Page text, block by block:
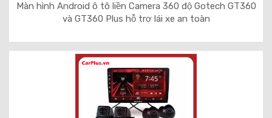
Màn hình Android ô tô liền Camera 360 độ Gotech GT360
và GT360 Plus hỗ trợ lái xe an toàn